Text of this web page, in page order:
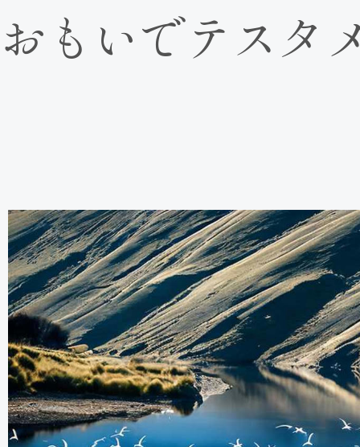
おもいでテスタ